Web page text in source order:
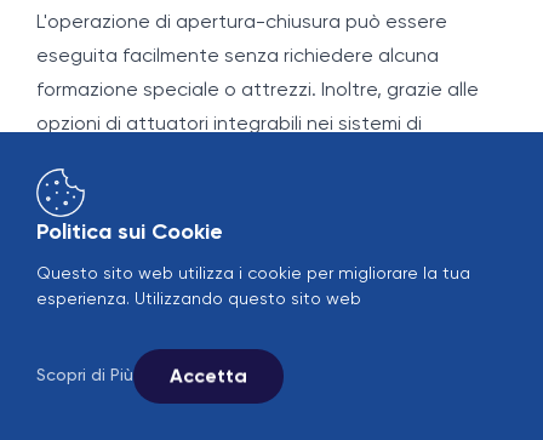
L'operazione di apertura-chiusura può essere
eseguita facilmente senza richiedere alcuna
formazione speciale o attrezzi. Inoltre, grazie alle
opzioni di attuatori integrabili nei sistemi di
sistemi di controllo centralizzati come SCADA.
Questa caratteristica riduce il rischio di errori umani
sistema. In particolare nei sistemi di grandi
personale, questa facilità è di importanza critica.
5. Flessibilità e Ampia Gamma di Prodotti
Politica sui Cookie
Questo sito web utilizza i cookie per migliorare la tua
esperienza. Utilizzando questo sito web
Scopri di Più Accetta